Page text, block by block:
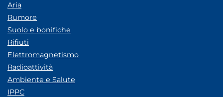
Aria
Rumore
Suolo e bonifiche
Rifiuti
Elettromagnetismo
Radioattività
Ambiente e Salute
IPPC